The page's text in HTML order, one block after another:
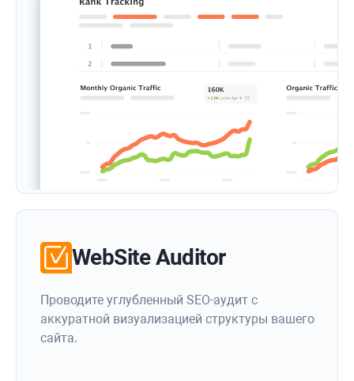
WebSite Auditor
Проводите углубленный SEO-аудит с
аккуратной визуализацией структуры вашего
сайта.